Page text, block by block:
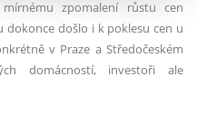
zpomalení růstu cen
došlo i k poklesu cen u
v Praze a Středočeském
domácností, investoři ale